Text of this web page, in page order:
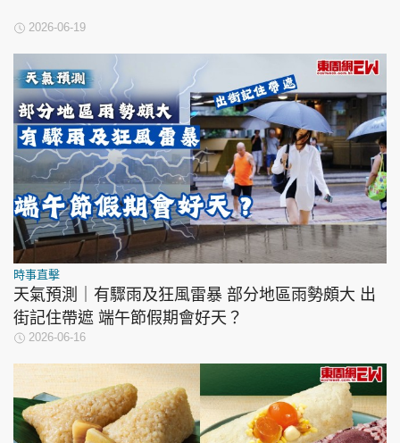
2026-06-19
時事直擊
天氣預測｜有驟雨及狂風雷暴 部分地區雨勢頗大 出
街記住帶遮 端午節假期會好天？
2026-06-16